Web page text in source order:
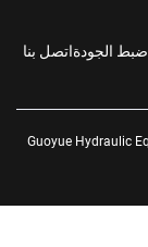
اتصل بنا
© 2026 Guoyue